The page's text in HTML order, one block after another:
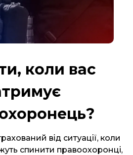
коли вас
від ситуації, коли
спинити правоохоронці,